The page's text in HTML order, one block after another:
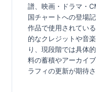
譜、映画・ドラマ・
国チャートへの登場
作品で使用されてい
的なクレジットや音
り、現段階では具体
料の蓄積やアーカイ
ラフィの更新が期待さ